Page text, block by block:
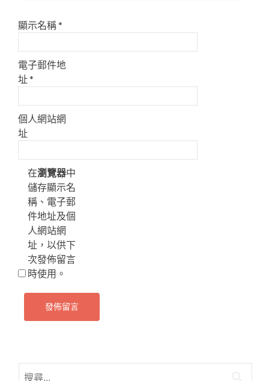
顯示名稱*
電子郵件地
址*
個人網站網
址
在瀏覽器中
儲存顯示名
稱、電子郵
件地址及個
人網站網
址，以供下
次發佈留言
時使用。